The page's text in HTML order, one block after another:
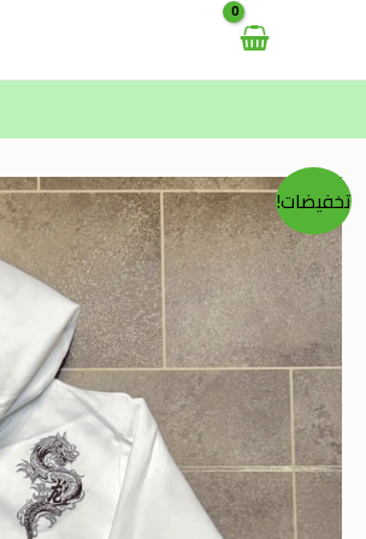
المحتوى
تخفيضات!